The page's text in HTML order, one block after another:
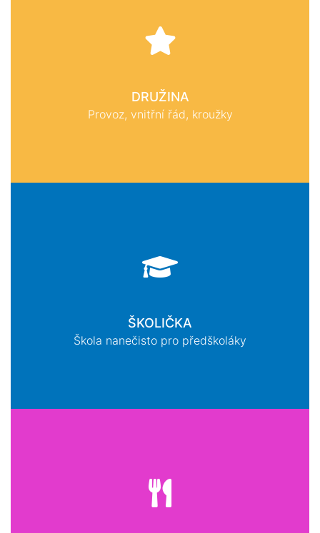
DRUŽINA
Provoz, vnitřní řád, kroužky
ŠKOLIČKA
Škola nanečisto pro předškoláky